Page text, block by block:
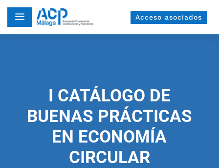
a Acceso asociados
I CATÁLOGO DE
BUENAS PRÁCTICAS
EN ECONOMÍA
CIRCULAR